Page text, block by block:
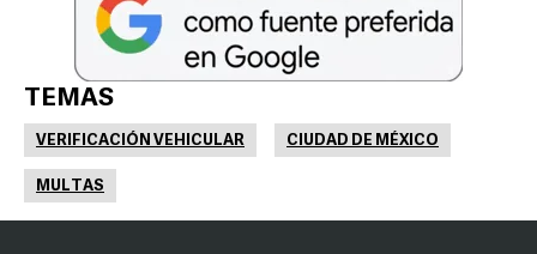
TEMAS
VERIFICACIÓN VEHICULAR CIUDAD DE MÉXICO
MULTAS